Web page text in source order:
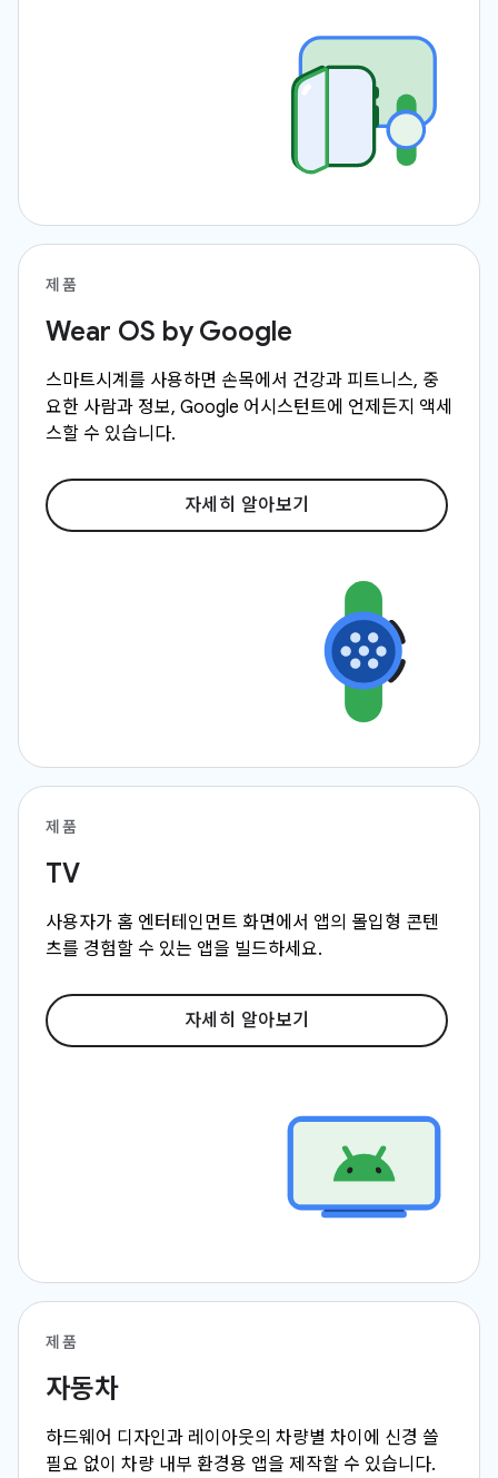
제품
Wear OS by Google
스마트시계를 사용하면 손목에서 건강과 피트니스, 중
요한 사람과 정보, Google 어시스턴트에 언제든지 액세
스할 수 있습니다.
자세히 알아보기
제품
TV
사용자가 홈 엔터테인먼트 화면에서 앱의 몰입형 콘텐
츠를 경험할 수 있는 앱을 빌드하세요.
자세히 알아보기
제품
자동차
하드웨어 디자인과 레이아웃의 차량별 차이에 신경 쓸
필요 없이 차량 내부 환경용 앱을 제작할 수 있습니다.